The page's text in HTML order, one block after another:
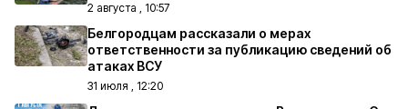
2 августа , 10:57
Белгородцам рассказали о мерах
ответственности за публикацию сведений об
атаках ВСУ
31 июля , 12:20